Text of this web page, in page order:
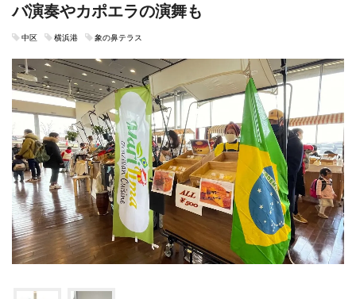
バ演奏やカポエラの演舞も
中区 横浜港 象の鼻テラス